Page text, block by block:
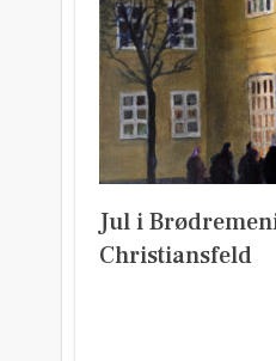
Jul i
Christiansfeld